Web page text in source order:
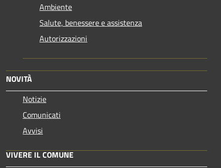
Ambiente
Salute, benessere e assistenza
Autorizzazioni
NOVITÀ
Notizie
Comunicati
Avvisi
VIVERE IL COMUNE